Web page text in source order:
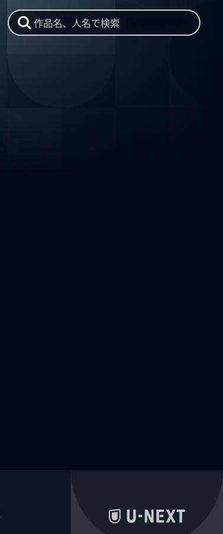
作品名、人名で検索